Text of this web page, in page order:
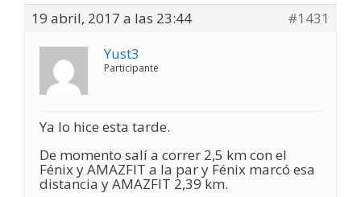
19 abril, 2017 a las 23:44
#1431
Yust3
Participante
Ya lo hice esta tarde.
De momento salí a correr 2,5 km con el
Fénix y AMAZFIT a la par y Fénix marcó esa
distancia y AMAZFIT 2,39 km.